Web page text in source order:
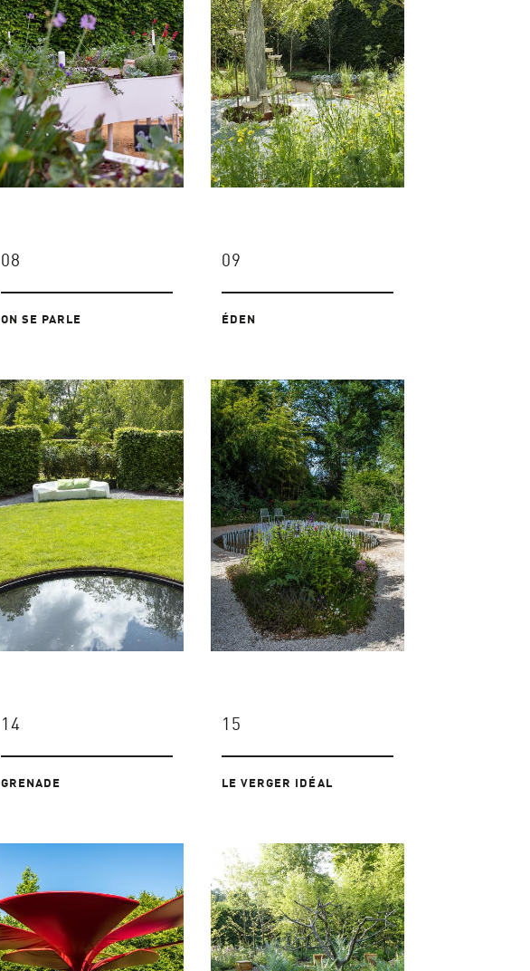
08
ON SE PARLE
09
ÉDEN
14
GRENADE
15
LE VERGER IDÉAL